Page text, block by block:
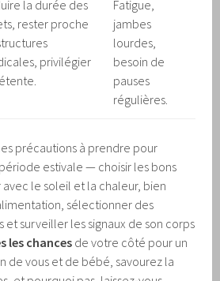
la durée des
rester proche
privilégier
Fatigue,
jambes
lourdes,
besoin de
pauses
régulières.
précautions à prendre pour
estivale — choisir les bons
le soleil et la chaleur, bien
sélectionner des
et surveiller les signaux de son corps
les chancesde votre côté pour un
de vous et de bébé, savourez la